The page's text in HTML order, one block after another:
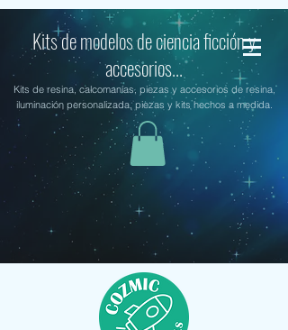
Kits de modelos de ciencia ficción y
accesorios...
Kits de resina, calcomanías, piezas y accesorios de resina,
iluminación personalizada, piezas y kits hechos a medida.